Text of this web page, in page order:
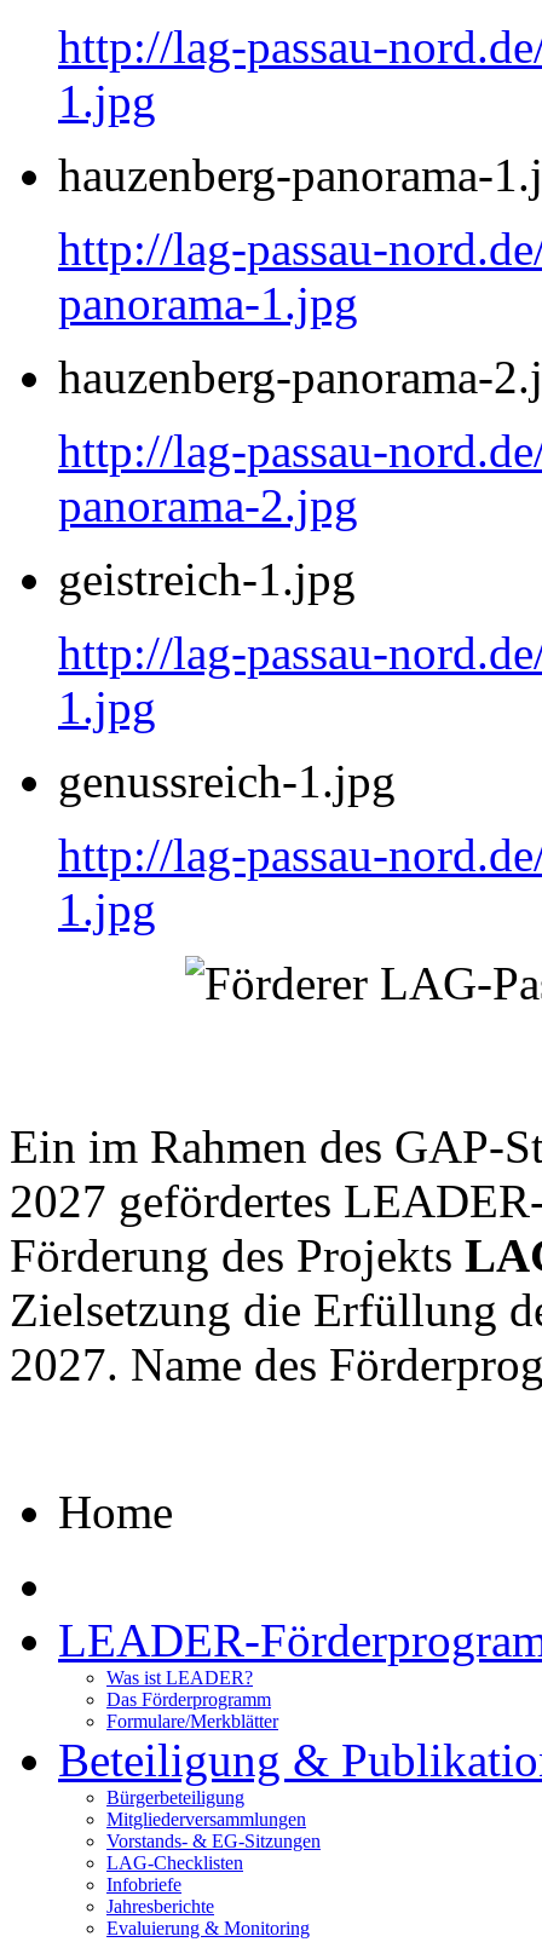
http://lag-passau-
1.jpg
hauzenberg-panorama-
http://lag-passau-
panorama-1.jpg
hauzenberg-panorama-
http://lag-passau-
panorama-2.jpg
geistreich-1.jpg
http://lag-passau-
1.jpg
genussreich-1.jpg
http://lag-passau-
1.jpg
Ein im Rahmen des GAP-
2027 gefördertes
Förderung des Projekts
Zielsetzung die Erfüllung
2027. Name des
Home
LEADER-
Was ist LEADER?
Das Förderprogramm
Formulare/Merkblätter
Beteiligung &
Bürgerbeteiligung
Mitgliederversammlungen
Vorstands- & EG-Sitzungen
LAG-Checklisten
Infobriefe
Jahresberichte
Evaluierung & Monitoring